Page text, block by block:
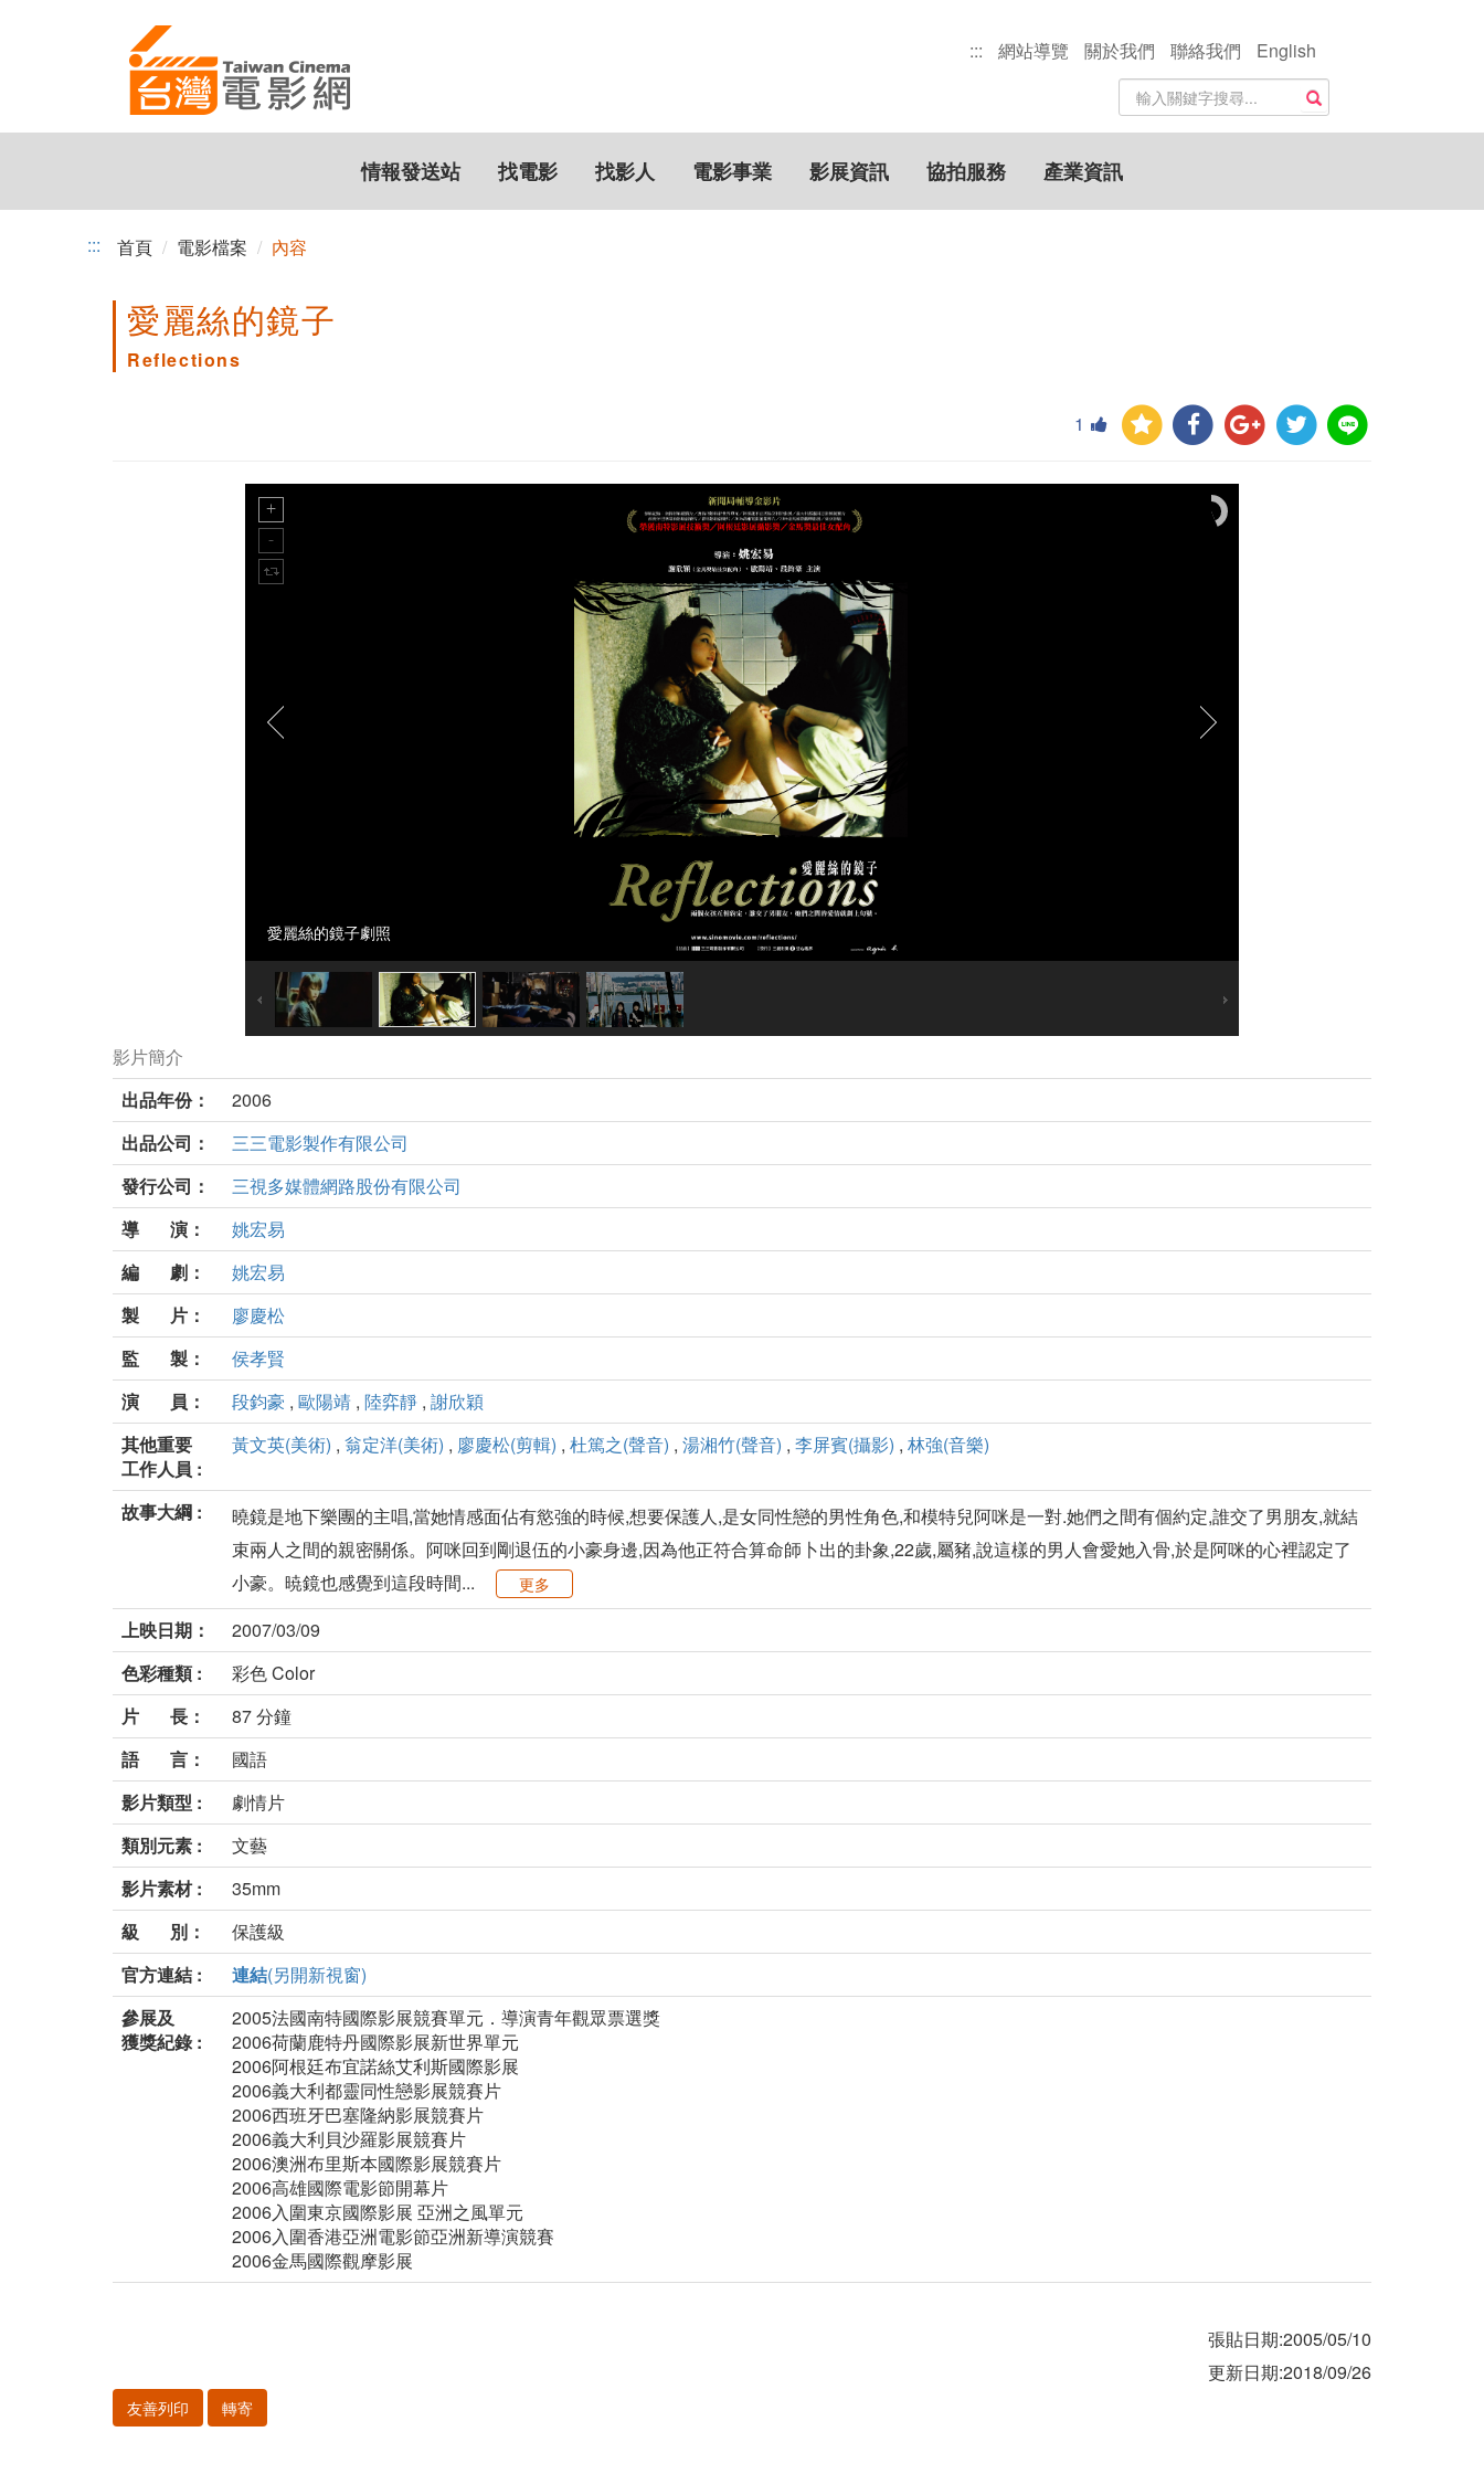
::: 網站導覽 關於我們 聯絡我們
English
站
內
搜
尋
關
鍵
搜尋
情報發送站 找電影 找影人 電影事業 影展資訊 協拍服務 產業資訊
::: 首頁 電影檔案 內容
愛麗絲的鏡子
Reflections
1
愛麗絲的鏡子劇照
影片簡介
出品年份：
2006
出品公司：
三三電影製作有限公司
發行公司：
三視多媒體網路股份有限公司
導 演：
姚宏易
編 劇：
姚宏易
製 片：
廖慶松
監 製：
侯孝賢
演 員：
段鈞豪 , 歐陽靖 , 陸弈靜 , 謝欣穎
其他重要
工作人員 :
黃文英(美術) , 翁定洋(美術) , 廖慶松(剪輯) , 杜篤之(聲音) , 湯湘竹(聲音) , 李屏賓(攝影) , 林強(音樂)
故事大綱 :
曉鏡是地下樂團的主唱,當她情感面佔有慾強的時候,想要保護人,是女同性戀的男性角色,和模特兒阿咪是一對.她們之間有個約定,誰交了男朋友,就結
束兩人之間的親密關係。阿咪回到剛退伍的小豪身邊,因為他正符合算命師卜出的卦象,22歲,屬豬,說這樣的男人會愛她入骨,於是阿咪的心裡認定了
小豪。暁鏡也感覺到這段時間...
更多
上映日期：
2007/03/09
色彩種類 :
彩色 Color
片 長：
87 分鐘
語 言：
國語
影片類型 :
劇情片
類別元素 :
文藝
影片素材 :
35mm
級 別：
保護級
官方連結 :
連結(另開新視窗)
參展及
獲獎紀錄 :
2005法國南特國際影展競賽單元．導演青年觀眾票選獎
2006荷蘭鹿特丹國際影展新世界單元
2006阿根廷布宜諾絲艾利斯國際影展
2006義大利都靈同性戀影展競賽片
2006西班牙巴塞隆納影展競賽片
2006義大利貝沙羅影展競賽片
2006澳洲布里斯本國際影展競賽片
2006高雄國際電影節開幕片
2006入圍東京國際影展 亞洲之風單元
2006入圍香港亞洲電影節亞洲新導演競賽
2006金馬國際觀摩影展
張貼日期:2005/05/10
更新日期:2018/09/26
友善列印 轉寄